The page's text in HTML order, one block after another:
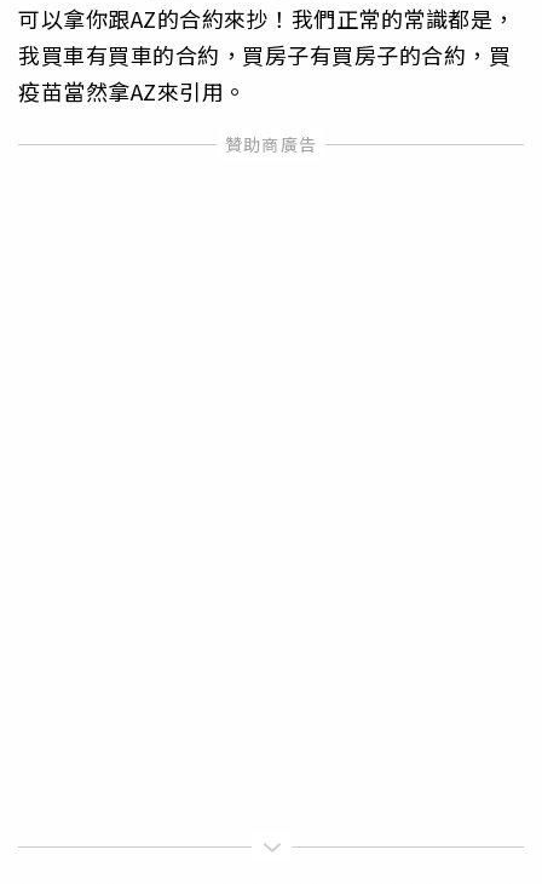
可以拿你跟AZ的合約來抄！我們正常的常識都是，
我買車有買車的合約，買房子有買房子的合約，買
疫苗當然拿AZ來引用。